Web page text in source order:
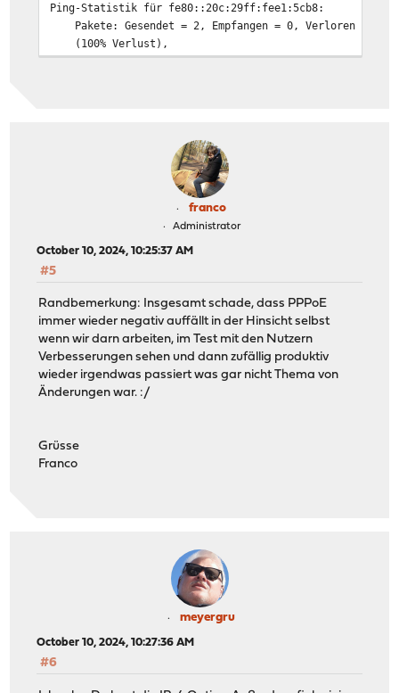
Ping-Statistik für fe80::20c:29ff:fee1:5cb8:
Pakete: Gesendet = 2, Empfangen = 0, Verloren = 2
(100% Verlust),
franco
Administrator
October 10, 2024, 10:25:37 AM
#5
Randbemerkung: Insgesamt schade, dass PPPoE
immer wieder negativ auffällt in der Hinsicht selbst
wenn wir darn arbeiten, im Test mit den Nutzern
Verbesserungen sehen und dann zufällig produktiv
wieder irgendwas passiert was gar nicht Thema von
Änderungen war. :/
Grüsse
Franco
meyergru
October 10, 2024, 10:27:36 AM
#6